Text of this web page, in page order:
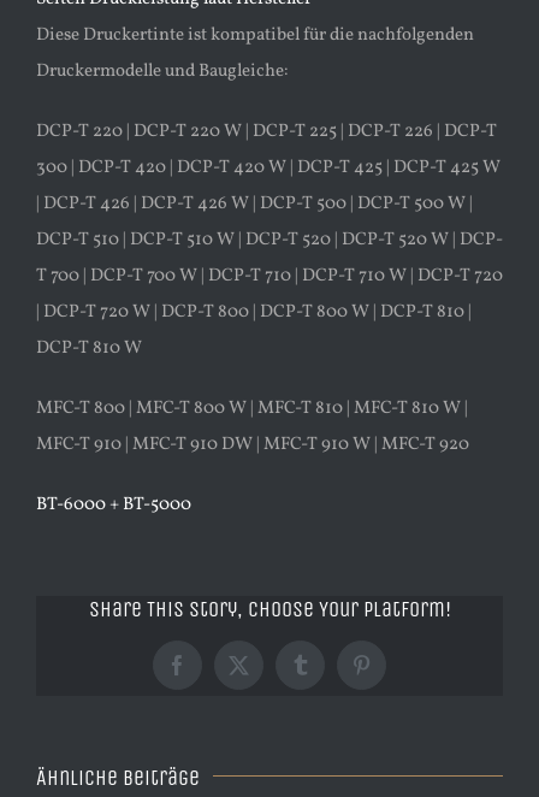
Diese Druckertinte ist kompatibel für die nachfolgenden
Druckermodelle und Baugleiche:
DCP-T 220 | DCP-T 220 W | DCP-T 225 | DCP-T 226 | DCP-T
300 | DCP-T 420 | DCP-T 420 W | DCP-T 425 | DCP-T 425 W
| DCP-T 426 | DCP-T 426 W | DCP-T 500 | DCP-T 500 W |
DCP-T 510 | DCP-T 510 W | DCP-T 520 | DCP-T 520 W | DCP-
T 700 | DCP-T 700 W | DCP-T 710 | DCP-T 710 W | DCP-T 720
| DCP-T 720 W | DCP-T 800 | DCP-T 800 W | DCP-T 810 |
DCP-T 810 W
MFC-T 800 | MFC-T 800 W | MFC-T 810 | MFC-T 810 W |
MFC-T 910 | MFC-T 910 DW | MFC-T 910 W | MFC-T 920
BT-6000 + BT-5000
Share This Story, Choose Your Platform!
Facebook
X TumblrPinterest
Ähnliche Beiträge